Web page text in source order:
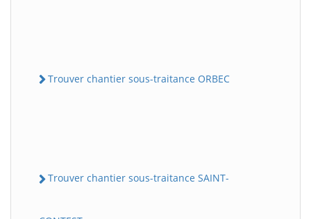
Trouver chantier sous-traitance ORBEC
Trouver chantier sous-traitance SAINT-